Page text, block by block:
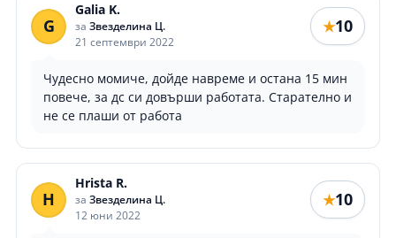
G
Galia K.
за Звезделина Ц.
21 септември 2022
★10
Чудесно момиче, дойде навреме и остана 15 мин
повече, за дс си довърши работата. Старателно и
не се плаши от работа
H
Hrista R.
за Звезделина Ц.
12 юни 2022
★10